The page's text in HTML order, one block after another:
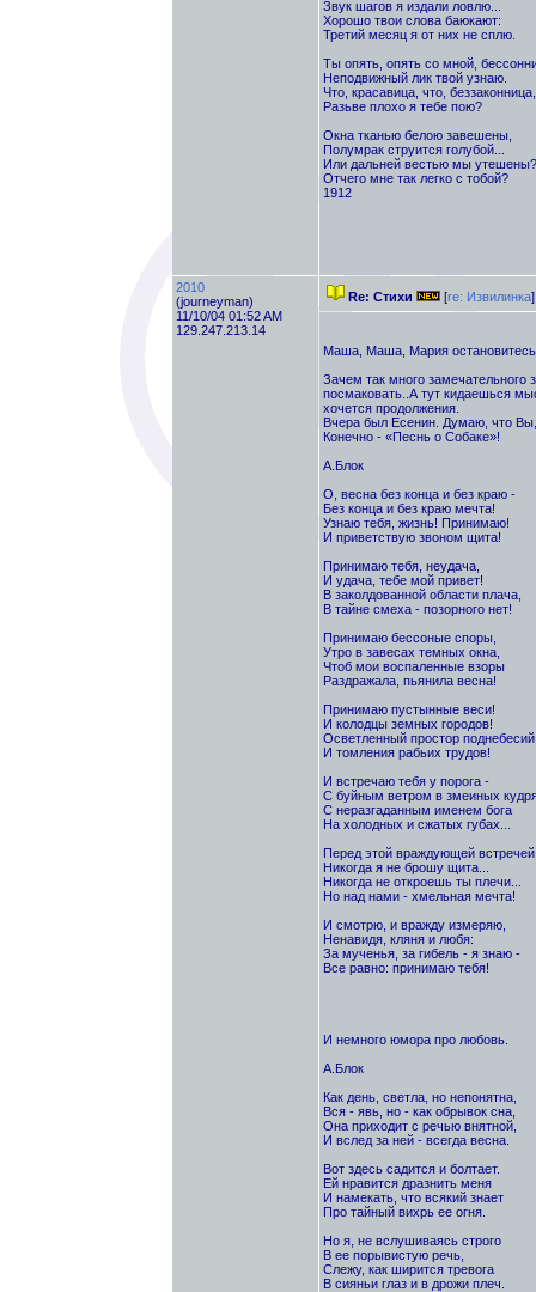
Звук шагов я издали ловлю...
Хорошо твои слова баюкают:
Третий месяц я от них не сплю.
Ты опять, опять со мной,
Неподвижный лик твой узнаю.
Что, красавица, что, беззаконница,
Разьве плохо я тебе пою?
Окна тканью белою завешены,
Полумрак струится голубой...
Или дальней вестью мы утешены?
Отчего мне так легко с тобой?
1912
2010
(journeyman)
11/10/04 01:52 AM
129.247.213.14
Re: Стихи [re: Извилинка]
Маша, Маша, Мария
Зачем так много замечательного
посмаковать..А тут кидаешься
хочется продолжения.
Вчера был Есенин. Думаю, что
Конечно - «Песнь о Собаке»!
А.Блок
О, весна без конца и без краю -
Без конца и без краю мечта!
Узнаю тебя, жизнь! Принимаю!
И приветствую звоном щита!
Принимаю тебя, неудача,
И удача, тебе мой привет!
В заколдованной области плача,
В тайне смеха - позорного нет!
Принимаю бессоные споры,
Утро в завесах темных окна,
Чтоб мои воспаленные взоры
Раздражала, пьянила весна!
Принимаю пустынные веси!
И колодцы земных городов!
Осветленный простор поднебесий
И томления рабьих трудов!
И встречаю тебя у порога -
С буйным ветром в змеиных
С неразгаданным именем бога
На холодных и сжатых губах...
Перед этой враждующей встречей
Никогда я не брошу щита...
Никогда не откроешь ты плечи...
Но над нами - хмельная мечта!
И смотрю, и вражду измеряю,
Ненавидя, кляня и любя:
За мученья, за гибель - я знаю -
Все равно: принимаю тебя!
И немного юмора про любовь.
А.Блок
Как день, светла, но непонятна,
Вся - явь, но - как обрывок сна,
Она приходит с речью внятной,
И вслед за ней - всегда весна.
Вот здесь садится и болтает.
Ей нравится дразнить меня
И намекать, что всякий знает
Про тайный вихрь ее огня.
Но я, не вслушиваясь строго
В ее порывистую речь,
Слежу, как ширится тревога
В сияньи глаз и в дрожи плеч.